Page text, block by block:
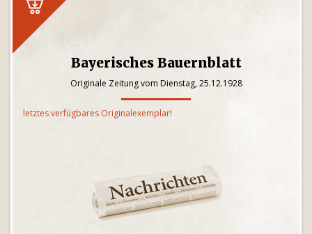
Bayerisches Bauernblatt
Originale Zeitung vom Dienstag, 25.12.1928
letztes verfügbares Originalexemplar!